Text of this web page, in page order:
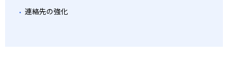
連絡先の強化